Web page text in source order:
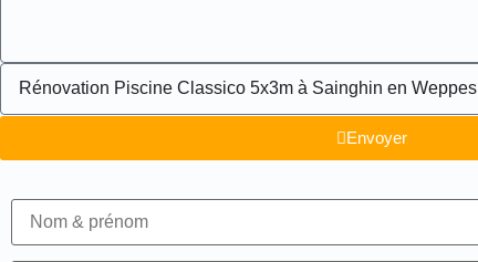
Envoyer